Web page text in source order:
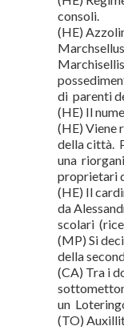
consoli.
(HE)
di parenti
(HE) Il
(HE) Viene
della città.
una
proprietari
(HE) Il
da
scolari
(MP) Si
della
(CA) Tra i
un
(TO)